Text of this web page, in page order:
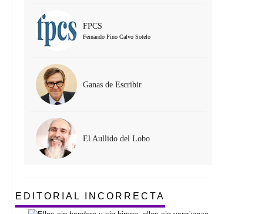
FPCS
Fernando Pino Calvo Sotelo
Ganas de Escribir
El Aullido del Lobo
EDITORIAL INCORRECTA